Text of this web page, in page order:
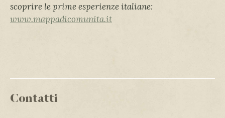
scoprire le prime esperienze italiane:
www.mappadicomunita.it
Contatti